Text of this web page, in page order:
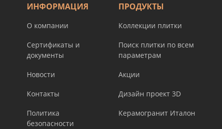
ИНФОРМАЦИЯ
О компании
Сертификаты и
документы
Новости
Контакты
Политика
безопасности
ПРОДУКТЫ
Коллекции плитки
Поиск плитки по всем
параметрам
Акции
Дизайн проект 3D
Керамогранит Италон